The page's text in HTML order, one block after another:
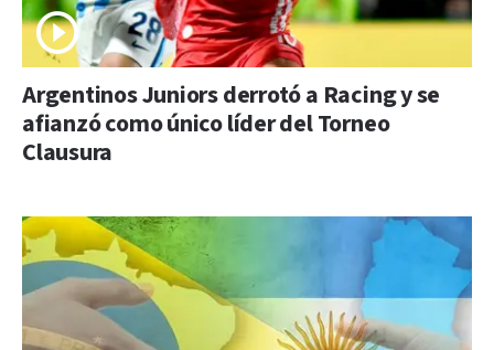
Argentinos Juniors derrotó a Racing y se
afianzó como único líder del Torneo
Clausura